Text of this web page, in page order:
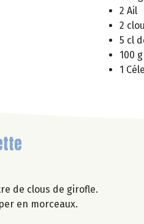
2 Ail
2
5 cl
100
1
de clous de girofle.
en morceaux.